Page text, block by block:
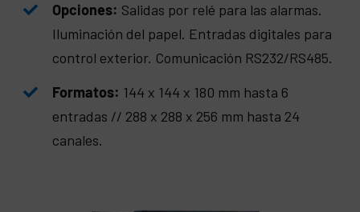
Opciones: Salidas por relé para las alarmas.
Iluminación del papel. Entradas digitales para
control exterior. Comunicación RS232/RS485.
Formatos: 144 x 144 x 180 mm hasta 6
entradas // 288 x 288 x 256 mm hasta 24
canales.